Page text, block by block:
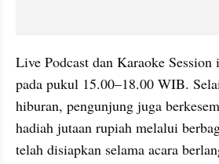
Live Podcast dan Karaoke
pada pukul 15.00–18.00 WIB.
hiburan, pengunjung juga
hadiah jutaan rupiah melalui
telah disiapkan selama acara